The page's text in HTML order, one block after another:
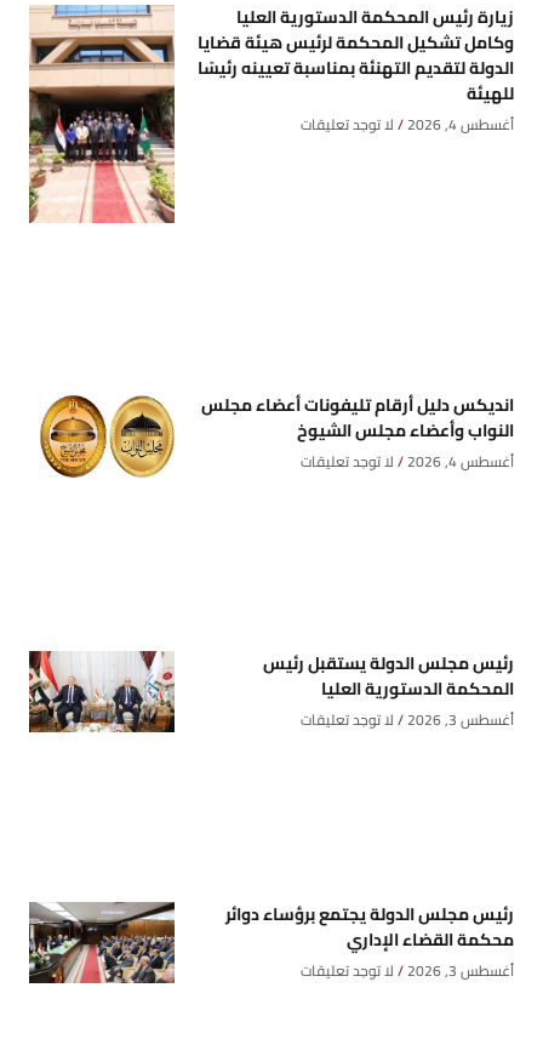
زيارة رئيس المحكمة الدستورية العليا
وكامل تشكيل المحكمة لرئيس هيئة قضايا
الدولة لتقديم التهنئة بمناسبة تعيينه رئيسًا
للهيئة
أغسطس 4, 2026 لا توجد تعليقات
انديكس دليل أرقام تليفونات أعضاء مجلس
النواب وأعضاء مجلس الشيوخ
أغسطس 4, 2026 لا توجد تعليقات
رئيس مجلس الدولة يستقبل رئيس
المحكمة الدستورية العليا
أغسطس 3, 2026 لا توجد تعليقات
رئيس مجلس الدولة يجتمع برؤساء دوائر
محكمة القضاء الإداري
أغسطس 3, 2026 لا توجد تعليقات